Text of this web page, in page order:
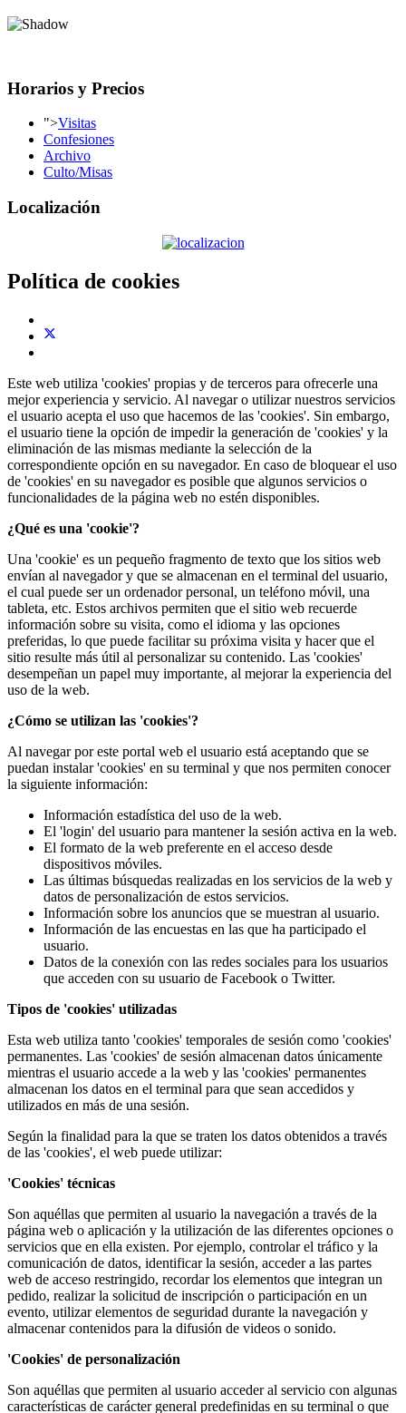
Horarios y Precios
">Visitas
Confesiones
Archivo
Culto/Misas
Localización
Política de cookies
Este web utiliza 'cookies' propias y de terceros para ofrecerle una
mejor experiencia y servicio. Al navegar o utilizar nuestros servicios
el usuario acepta el uso que hacemos de las 'cookies'. Sin embargo,
el usuario tiene la opción de impedir la generación de 'cookies' y la
eliminación de las mismas mediante la selección de la
correspondiente opción en su navegador. En caso de bloquear el uso
de 'cookies' en su navegador es posible que algunos servicios o
funcionalidades de la página web no estén disponibles.
¿Qué es una 'cookie'?
Una 'cookie' es un pequeño fragmento de texto que los sitios web
envían al navegador y que se almacenan en el terminal del usuario,
el cual puede ser un ordenador personal, un teléfono móvil, una
tableta, etc. Estos archivos permiten que el sitio web recuerde
información sobre su visita, como el idioma y las opciones
preferidas, lo que puede facilitar su próxima visita y hacer que el
sitio resulte más útil al personalizar su contenido. Las 'cookies'
desempeñan un papel muy importante, al mejorar la experiencia del
uso de la web.
¿Cómo se utilizan las 'cookies'?
Al navegar por este portal web el usuario está aceptando que se
puedan instalar 'cookies' en su terminal y que nos permiten conocer
la siguiente información:
Información estadística del uso de la web.
El 'login' del usuario para mantener la sesión activa en la web.
El formato de la web preferente en el acceso desde
dispositivos móviles.
Las últimas búsquedas realizadas en los servicios de la web y
datos de personalización de estos servicios.
Información sobre los anuncios que se muestran al usuario.
Información de las encuestas en las que ha participado el
usuario.
Datos de la conexión con las redes sociales para los usuarios
que acceden con su usuario de Facebook o Twitter.
Tipos de 'cookies' utilizadas
Esta web utiliza tanto 'cookies' temporales de sesión como 'cookies'
permanentes. Las 'cookies' de sesión almacenan datos únicamente
mientras el usuario accede a la web y las 'cookies' permanentes
almacenan los datos en el terminal para que sean accedidos y
utilizados en más de una sesión.
Según la finalidad para la que se traten los datos obtenidos a través
de las 'cookies', el web puede utilizar:
'Cookies' técnicas
Son aquéllas que permiten al usuario la navegación a través de la
página web o aplicación y la utilización de las diferentes opciones o
servicios que en ella existen. Por ejemplo, controlar el tráfico y la
comunicación de datos, identificar la sesión, acceder a las partes
web de acceso restringido, recordar los elementos que integran un
pedido, realizar la solicitud de inscripción o participación en un
evento, utilizar elementos de seguridad durante la navegación y
almacenar contenidos para la difusión de videos o sonido.
'Cookies' de personalización
Son aquéllas que permiten al usuario acceder al servicio con algunas
características de carácter general predefinidas en su terminal o que